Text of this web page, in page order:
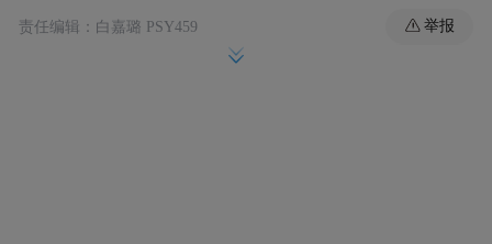
责任编辑：白嘉璐 PSY459 举报